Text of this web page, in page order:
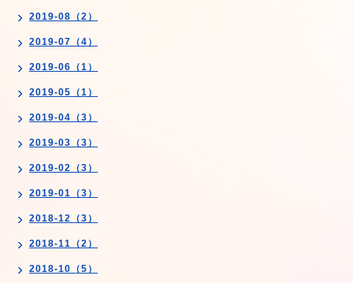
2019-08（2）
2019-07（4）
2019-06（1）
2019-05（1）
2019-04（3）
2019-03（3）
2019-02（3）
2019-01（3）
2018-12（3）
2018-11（2）
2018-10（5）